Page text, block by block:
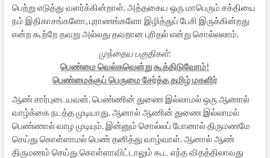
பெற்று எடுத்து வளர்க்கின்றாள். அத்தகைய ஒரு மாபெரும் சக்தியை
நம் இதிகாசங்களோ, புராணங்களோ இழித்துப் பேசி இருக்கின்றது
என்ற கூற்றே தவறு அல்லது தவறான புரிதல் என்று சொல்லலாம்.
முந்தைய பகுதிகள்:
பெண்மை வெல்கவென்று கூத்திடுவோம்!
பெண்மைக்குப் பெருமை சேர்த்த தமிழ் மகளிர்
ஆண் சார்புடையவன். பெண்ணின் துணை இல்லாமல் ஒரு ஆணால்
வாழ்க்கை நடத்த முடியாது. ஆனால் ஆணின் துணை இல்லாமல்
பெண்ணால் வாழ முடியும். இன்னும் சொல்லப் போனால் திருமணமே
செய்து கொள்ளாமல் பெண் தனித்து வாழ்வாள். ஆனால் ஆண்
திருமணம் செய்து கொள்ளாவிட்டாலும் கூட எந்த விதத்திலாவது